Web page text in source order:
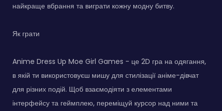
найкраще вбрання та виграти кожну модну битву.
Як грати
Anime Dress Up Moe Girl Games - це 2D гра на одягання,
в якій ти використовуєш мишу для стилізації аніме-дівчат
для різних подій. Щоб взаємодіяти з елементами
інтерфейсу та геймплею, переміщуй курсор над ними та